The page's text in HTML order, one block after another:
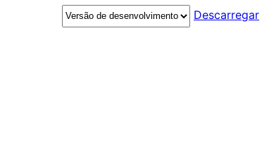
Descarregar